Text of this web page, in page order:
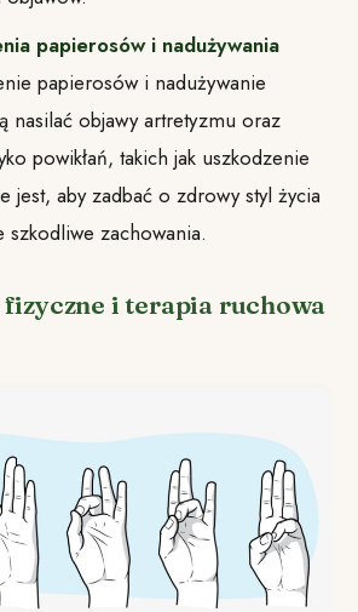
papierosów i nadużywania
papierosów i nadużywanie
nasilać objawy artretyzmu oraz
powikłań, takich jak uszkodzenie
jest, aby zadbać o zdrowy styl życia
szkodliwe zachowania.
fizyczne i terapia ruchowa